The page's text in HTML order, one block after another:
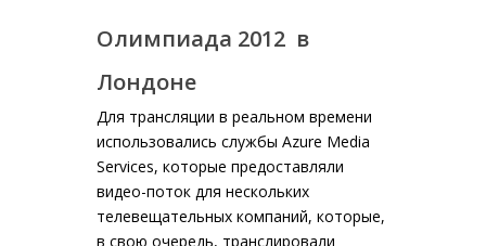
Олимпиада 2012 в
Лондоне
Для трансляции в реальном времени
использовались службы Azure Media
Services, которые предоставляли
видео-поток для нескольких
телевещательных компаний, которые,
в свою очередь, транслировали